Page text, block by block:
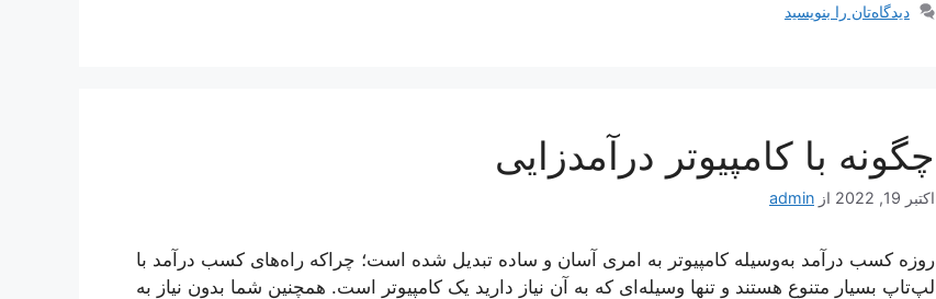
دیدگاه‌تان را بنویسید
چگونه با کامپیوتر درآمدزایی
اکتبر 19, 2022 از admin
روزه کسب درآمد به‌وسیله کامپیوتر به امری آسان و ساده تبدیل شده است؛ چراکه راه‌های کسب درآمد با
لپ‌تاپ بسیار متنوع هستند و تنها وسیله‌ای که به آن نیاز دارید یک کامپیوتر است. همچنین شما بدون نیاز به